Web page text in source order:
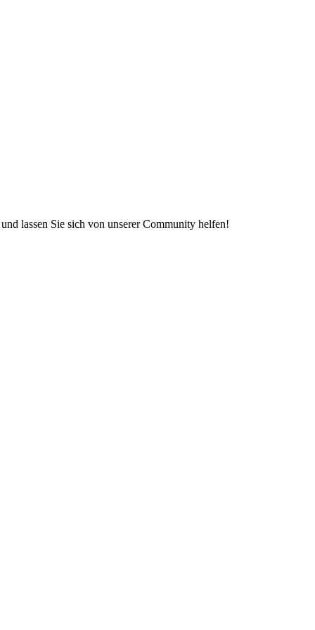
lassen Sie sich von unserer Community helfen!